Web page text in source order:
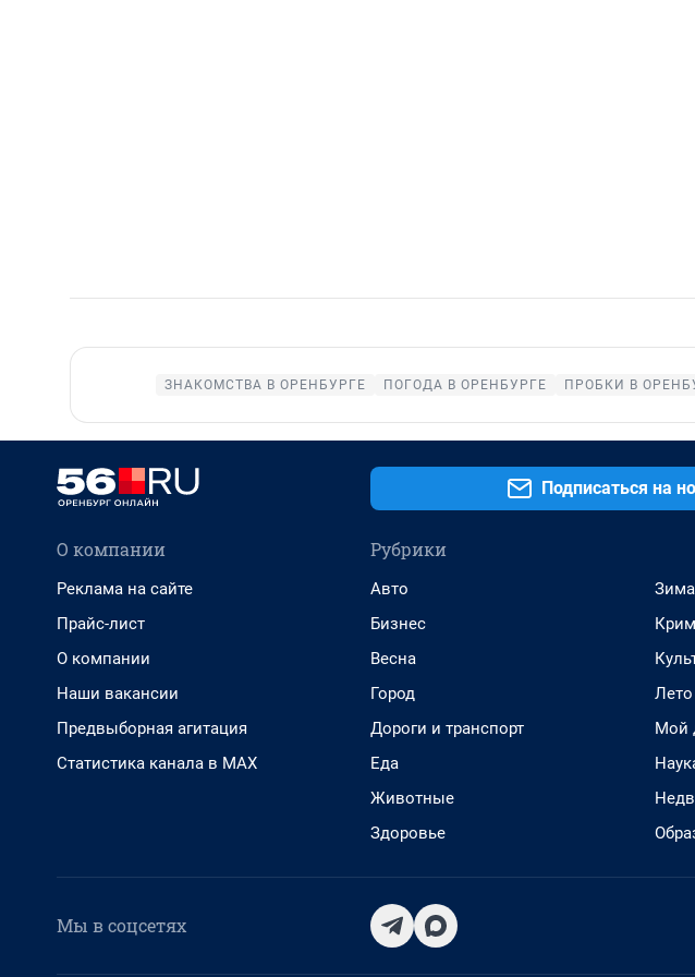
ЗНАКОМСТВА В ОРЕНБУРГЕ ПОГОДА В ОРЕНБУРГЕ ПРОБКИ В
Подписаться на
О компании
Реклама на сайте
Прайс-лист
О компании
Наши вакансии
Предвыборная агитация
Статистика канала в MAX
Рубрики
Авто
Бизнес
Весна
Город
Дороги и транспорт
Еда
Животные
Здоровье
Зима
Лето
Мой
Мы в соцсетях